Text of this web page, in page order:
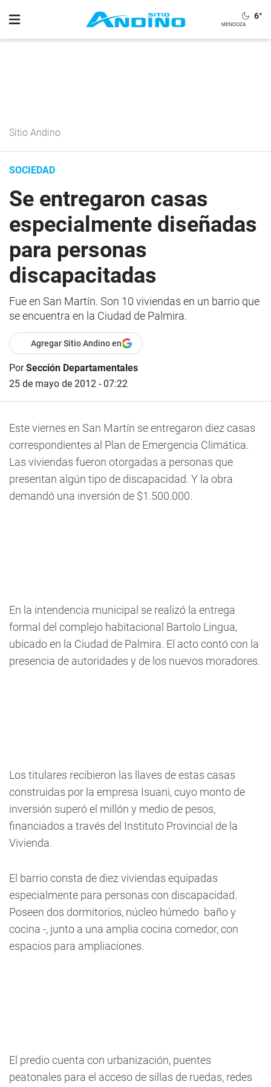
6°
Sitio Andino
SOCIEDAD
Se entregaron casas
especialmente diseñadas
para personas
discapacitadas
Fue en San Martín. Son 10 viviendas en un barrio que
se encuentra en la Ciudad de Palmira.
Agregar Sitio Andino en
PorSección Departamentales
25 de mayo de 2012 - 07:22
Este viernes en San Martín se entregaron diez casas
correspondientes al Plan de Emergencia Climática.
Las viviendas fueron otorgadas a personas que
presentan algún tipo de discapacidad. Y la obra
demandó una inversión de $1.500.000.
En la intendencia municipal se realizó la entrega
formal del complejo habitacional Bartolo Lingua,
ubicado en la Ciudad de Palmira. El acto contó con la
presencia de autoridades y de los nuevos moradores.
Los titulares recibieron las llaves de estas casas
construidas por la empresa Isuani, cuyo monto de
inversión superó el millón y medio de pesos,
financiados a través del Instituto Provincial de la
Vivienda.
El barrio consta de diez viviendas equipadas
especialmente para personas con discapacidad.
Poseen dos dormitorios, núcleo húmedo  baño y
cocina -, junto a una amplia cocina comedor, con
espacios para ampliaciones.
El predio cuenta con urbanización, puentes
peatonales para el acceso de sillas de ruedas, redes